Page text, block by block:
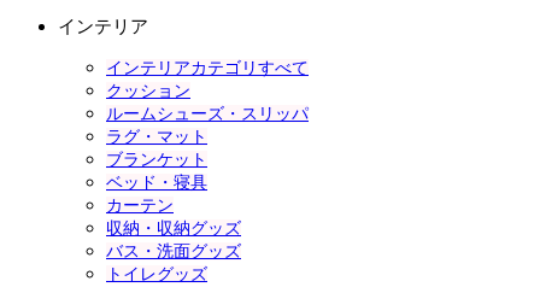
インテリア
インテリアカテゴリすべて
クッション
ルームシューズ・スリッパ
ラグ・マット
ブランケット
ベッド・寝具
カーテン
収納・収納グッズ
バス・洗面グッズ
トイレグッズ